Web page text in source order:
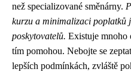
než specializované směnárny.
kurzu a minimalizaci poplatků
poskytovatelů. Existuje mnoho
tím pomohou. Nebojte se
lepších podmínkách, zvláště